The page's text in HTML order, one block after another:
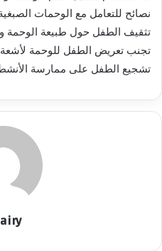
نصائح للتعامل مع الوحمات
تثقيف الطفل حول طبيعة الوحمة
تجنب تعريض الطفل للوحمة
تشجيع الطفل على ممارسة